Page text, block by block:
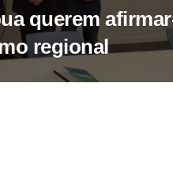
querem
regional